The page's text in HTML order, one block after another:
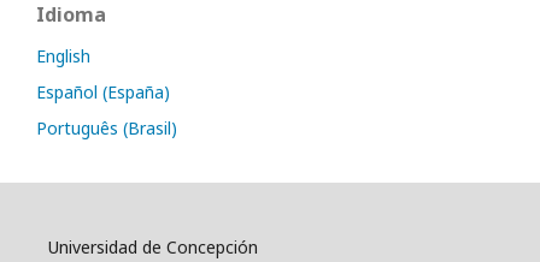
Idioma
English
Español (España)
Português (Brasil)
Universidad de Concepción